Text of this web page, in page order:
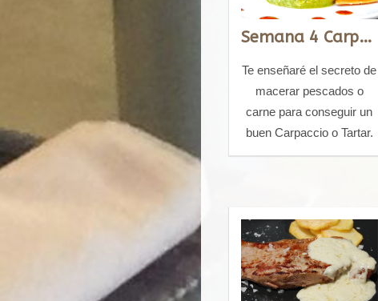
Semana 4 Carpaccio y tartar
Te enseñaré el secreto de
macerar pescados o
carne para conseguir un
buen Carpaccio o Tartar.